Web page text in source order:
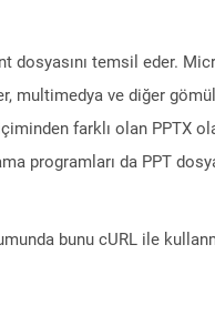
dosyasını temsil eder.
multimedya ve diğer
farklı olan PPTX
programları da PPT
bunu cURL ile